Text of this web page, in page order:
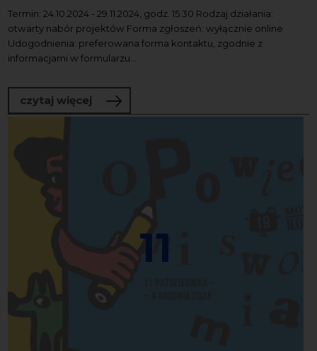
Termin: 24.10.2024 - 29.11.2024, godz. 15.30 Rodzaj działania:
otwarty nabór projektów Forma zgłoszeń: wyłącznie online
Udogodnienia: preferowana forma kontaktu, zgodnie z
informacjami w formularzu...
czytaj więcej o OPEN CALL, czyli szukamy
11